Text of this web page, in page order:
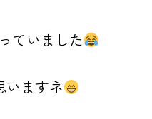
ていました
いますネ